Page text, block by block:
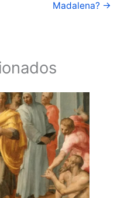
Madalena? →